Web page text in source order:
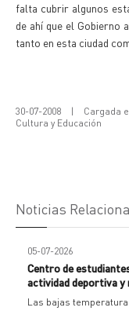
falta cubrir algunos
de ahí que el Gobierno
tanto en esta ciudad
30-07-2008 | Cargada
Cultura y Educación
Noticias
05-07-2026
Centro de
actividad deportiva
Las bajas